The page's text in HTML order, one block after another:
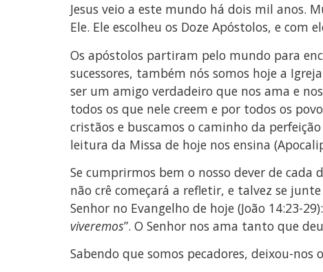
Jesus veio a este mundo há dois mil anos.
Ele. Ele escolheu os Doze Apóstolos, e com
Os apóstolos partiram pelo mundo para
sucessores, também nós somos hoje a
ser um amigo verdadeiro que nos ama e
todos os que nele creem e por todos os
cristãos e buscamos o caminho da
leitura da Missa de hoje nos ensina
Se cumprirmos bem o nosso dever de cada
não crê começará a refletir, e talvez se
Senhor no Evangelho de hoje (João 14:23-
viveremos”. O Senhor nos ama tanto que
Sabendo que somos pecadores, deixou-